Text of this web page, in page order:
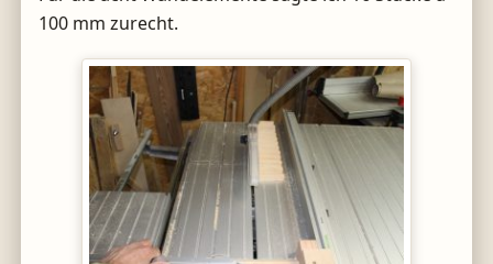
100 mm zurecht.